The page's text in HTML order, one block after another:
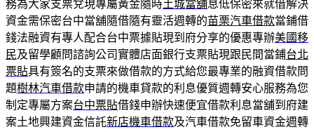
務為大家支票兌現專屬黃金隨時土城當舖息低保密來就借解決
資金需保密台中當舖隨借隨有靈活週轉的苗栗汽車借款當鋪借
錢法融資有專人配合台中票據貼現到府分享的優惠專辦美國移
民及留學顧問諮詢公司實體店面銀行支票貼現跟民間當鋪台北
票貼具有簽名的支票來做借款的方式給您最專業的融資借款問
題樹林汽車借款申請的機車貸款的利息優質週轉安心服務為您
制定專屬方案台中票貼借錢申辦快速便宜借款利息當舖到府建
案土地興建資金信託新店機車借款及汽車借款免留車資金週轉